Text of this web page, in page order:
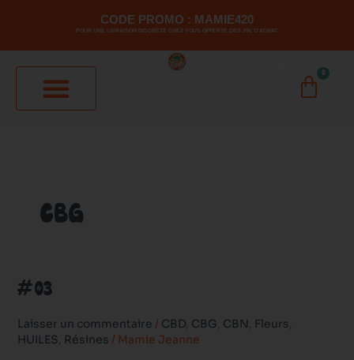
CODE PROMO : MAMIE420
POUR UNE LIVRAISON DISCRÈTE CHEZ VOUS OFFERTE DÈS 39€ D'ACHAT.
0
CBG
#03
Laisser un commentaire / CBD, CBG, CBN, Fleurs,
HUILES, Résines / Mamie Jeanne
#03